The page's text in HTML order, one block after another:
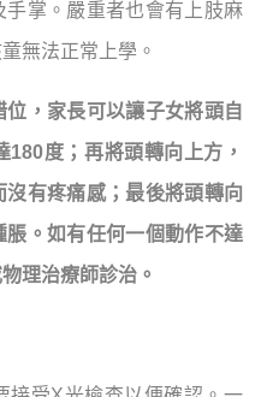
掌。嚴重者也會有上肢麻
無法正常上學。
，家長可以讓子女將頭自
度；再將頭轉向上方，
有疼痛感；最後將頭轉向
脹。如有任何一個動作不達
理治療師診治。